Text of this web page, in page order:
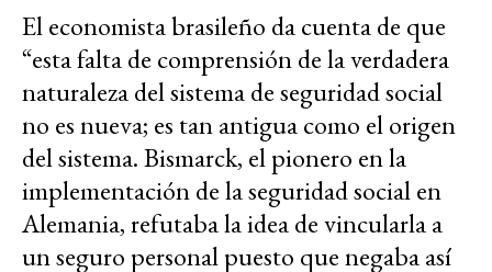
El economista brasileño da cuenta de que
“esta falta de comprensión de la verdadera
naturaleza del sistema de seguridad social
no es nueva; es tan antigua como el origen
del sistema. Bismarck, el pionero en la
implementación de la seguridad social en
Alemania, refutaba la idea de vincularla a
un seguro personal puesto que negaba así